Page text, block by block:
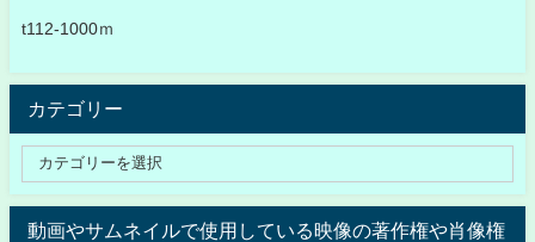
t112-1000ｍ
カテゴリー
動画やサムネイルで使用している映像の著作権や肖像権